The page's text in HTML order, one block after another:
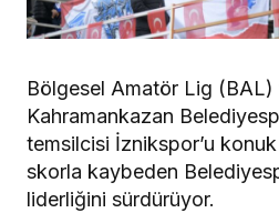
Bölgesel Amatör Lig (BAL)
Kahramankazan
temsilcisi İznikspor’u konuk
skorla kaybeden
liderliğini sürdürüyor.